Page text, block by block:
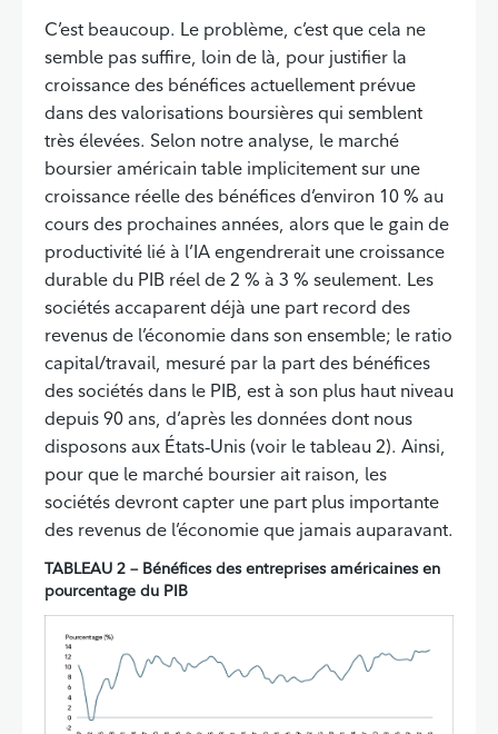
C’est beaucoup. Le problème, c’est que cela ne
semble pas suffire, loin de là, pour justifier la
croissance des bénéfices actuellement prévue
dans des valorisations boursières qui semblent
très élevées. Selon notre analyse, le marché
boursier américain table implicitement sur une
croissance réelle des bénéfices d’environ 10 % au
cours des prochaines années, alors que le gain de
productivité lié à l’IA engendrerait une croissance
durable du PIB réel de 2 % à 3 % seulement. Les
sociétés accaparent déjà une part record des
revenus de l’économie dans son ensemble; le ratio
capital/travail, mesuré par la part des bénéfices
des sociétés dans le PIB, est à son plus haut niveau
depuis 90 ans, d’après les données dont nous
disposons aux États‑Unis (voir le tableau 2). Ainsi,
pour que le marché boursier ait raison, les
sociétés devront capter une part plus importante
des revenus de l’économie que jamais auparavant.
TABLEAU 2 – Bénéfices des entreprises américaines en
pourcentage du PIB